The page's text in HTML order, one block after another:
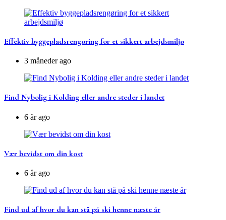
Effektiv byggepladsrengøring for et sikkert arbejdsmiljø
3 måneder ago
Find Nybolig i Kolding eller andre steder i landet
6 år ago
Vær bevidst om din kost
6 år ago
Find ud af hvor du kan stå på ski henne næste år